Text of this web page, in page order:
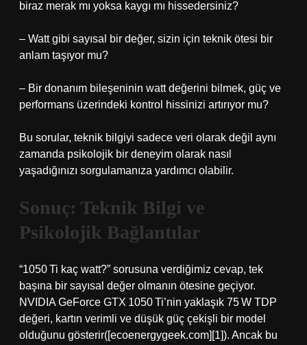
biraz merak mı yoksa kaygı mı hissedersiniz?
– Watt gibi sayısal bir değer, sizin için teknik ötesi bir
anlam taşıyor mu?
– Bir donanım bileşeninin watt değerini bilmek, güç ve
performans üzerindeki kontrol hissinizi artırıyor mu?
Bu sorular, teknik bilgiyi sadece veri olarak değil aynı
zamanda psikolojik bir deneyim olarak nasıl
yaşadığınızı sorgulamanıza yardımcı olabilir.
Sonuç: Teknik Bilgi ve
Psikolojik Bağlantılar
“1050 Ti kaç watt?” sorusuna verdiğimiz cevap, tek
başına bir sayısal değer olmanın ötesine geçiyor.
NVIDIA GeForce GTX 1050 Ti’nin yaklaşık 75 W TDP
değeri, kartın verimli ve düşük güç çekişli bir model
olduğunu gösterir([ecoenergygeek.com][1]). Ancak bu